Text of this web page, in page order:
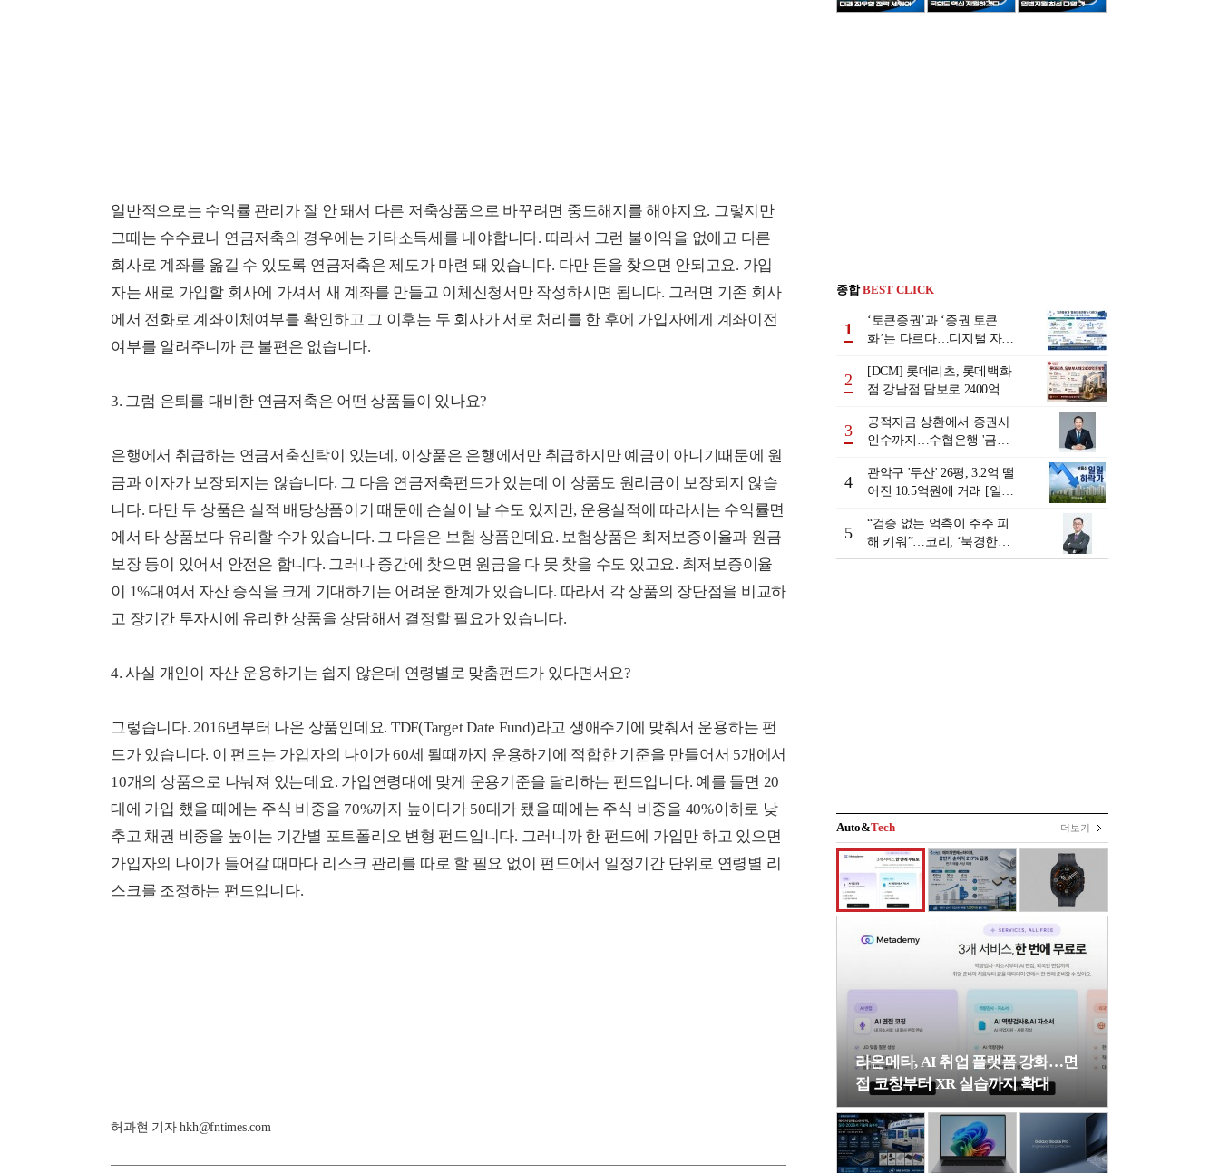
일반적으로는 수익률 관리가 잘 안 돼서 다른 저축상품으로 바꾸려면 중도해지를 해야지요. 그렇지만
그때는 수수료나 연금저축의 경우에는 기타소득세를 내야합니다. 따라서 그런 불이익을 없애고 다른
회사로 계좌를 옮길 수 있도록 연금저축은 제도가 마련 돼 있습니다. 다만 돈을 찾으면 안되고요. 가입
자는 새로 가입할 회사에 가셔서 새 계좌를 만들고 이체신청서만 작성하시면 됩니다. 그러면 기존 회사
에서 전화로 계좌이체여부를 확인하고 그 이후는 두 회사가 서로 처리를 한 후에 가입자에게 계좌이전
여부를 알려주니까 큰 불편은 없습니다.
3. 그럼 은퇴를 대비한 연금저축은 어떤 상품들이 있나요?
은행에서 취급하는 연금저축신탁이 있는데, 이상품은 은행에서만 취급하지만 예금이 아니기때문에 원
금과 이자가 보장되지는 않습니다. 그 다음 연금저축펀드가 있는데 이 상품도 원리금이 보장되지 않습
니다. 다만 두 상품은 실적 배당상품이기 때문에 손실이 날 수도 있지만, 운용실적에 따라서는 수익률면
에서 타 상품보다 유리할 수가 있습니다. 그 다음은 보험 상품인데요. 보험상품은 최저보증이율과 원금
보장 등이 있어서 안전은 합니다. 그러나 중간에 찾으면 원금을 다 못 찾을 수도 있고요. 최저보증이율
이 1%대여서 자산 증식을 크게 기대하기는 어려운 한계가 있습니다. 따라서 각 상품의 장단점을 비교하
고 장기간 투자시에 유리한 상품을 상담해서 결정할 필요가 있습니다.
4. 사실 개인이 자산 운용하기는 쉽지 않은데 연령별로 맞춤펀드가 있다면서요?
그렇습니다. 2016년부터 나온 상품인데요. TDF(Target Date Fund)라고 생애주기에 맞춰서 운용하는 펀
드가 있습니다. 이 펀드는 가입자의 나이가 60세 될때까지 운용하기에 적합한 기준을 만들어서 5개에서
10개의 상품으로 나눠져 있는데요. 가입연령대에 맞게 운용기준을 달리하는 펀드입니다. 예를 들면 20
대에 가입 했을 때에는 주식 비중을 70%까지 높이다가 50대가 됐을 때에는 주식 비중을 40%이하로 낮
추고 채권 비중을 높이는 기간별 포트폴리오 변형 펀드입니다. 그러니까 한 펀드에 가입만 하고 있으면
가입자의 나이가 들어갈 때마다 리스크 관리를 따로 할 필요 없이 펀드에서 일정기간 단위로 연령별 리
스크를 조정하는 펀드입니다.
허과현 기자 hkh@fntimes.com
종합BEST CLICK
1
‘토큰증권’과 ‘증권 토큰
화’는 다르다…디지털 자본
2
[DCM] 롯데리츠, 롯데백화
점 강남점 담보로 2400억 조
3
공적자금 상환에서 증권사
인수까지…수협은행 '금융
행 금융그룹의 꿈①]
4
관악구 '두산' 26평, 3.2억 떨
어진 10.5억원에 거래 [일일
5
“검증 없는 억측이 주주 피
해 키워”…코리, ‘북경한미
미수채권 논란’ 정면 반박
Auto&Tech 더보기
라온메타, AI 취업 플랫폼 강화…면
접 코칭부터 XR 실습까지 확대